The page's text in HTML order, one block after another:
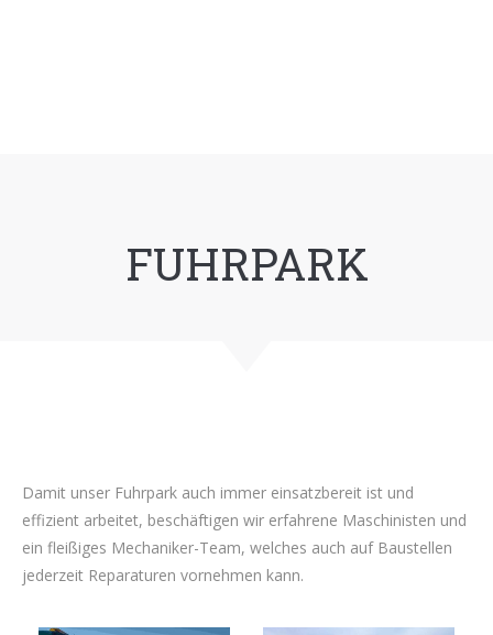
FUHRPARK
Damit unser Fuhrpark auch immer einsatzbereit ist und
effizient arbeitet, beschäftigen wir erfahrene Maschinisten und
ein fleißiges Mechaniker-Team, welches auch auf Baustellen
jederzeit Reparaturen vornehmen kann.